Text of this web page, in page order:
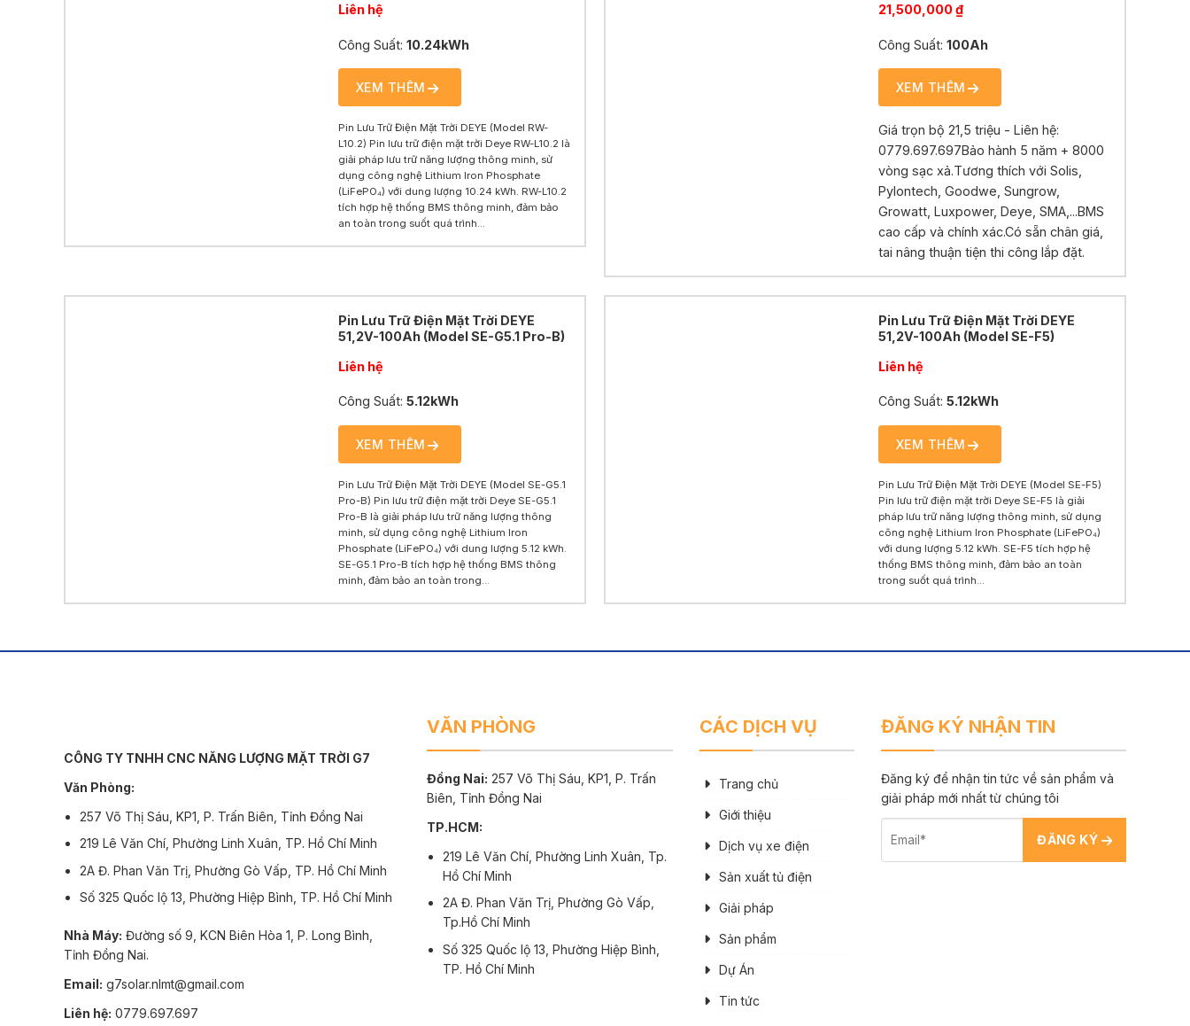
Liên hệ
Công Suất: 10.24kWh
XEM THÊM
Pin Lưu Trữ Điện Mặt Trời DEYE (Model RW-
L10.2) Pin lưu trữ điện mặt trời Deye RW-L10.2 là
giải pháp lưu trữ năng lượng thông minh, sử
dụng công nghệ Lithium Iron Phosphate
(LiFePO₄) với dung lượng 10.24 kWh. RW-L10.2
tích hợp hệ thống BMS thông minh, đảm bảo
an toàn trong suốt quá trình...
21,500,000₫
Công Suất: 100Ah
XEM THÊM
Giá trọn bộ 21,5 triệu - Liên hệ:
0779.697.697Bảo hành 5 năm + 8000
vòng sạc xả.Tương thích với Solis,
Pylontech, Goodwe, Sungrow,
Growatt, Luxpower, Deye, SMA,...BMS
cao cấp và chính xác.Có sẵn chân giá,
tai nâng thuận tiện thi công lắp đặt.
Pin Lưu Trữ Điện Mặt Trời DEYE
51,2V-100Ah (Model SE-G5.1 Pro-B)
Liên hệ
Công Suất: 5.12kWh
XEM THÊM
Pin Lưu Trữ Điện Mặt Trời DEYE (Model SE-G5.1
Pro-B) Pin lưu trữ điện mặt trời Deye SE-G5.1
Pro-B là giải pháp lưu trữ năng lượng thông
minh, sử dụng công nghệ Lithium Iron
Phosphate (LiFePO₄) với dung lượng 5.12 kWh.
SE-G5.1 Pro-B tích hợp hệ thống BMS thông
minh, đảm bảo an toàn trong...
Pin Lưu Trữ Điện Mặt Trời DEYE
51,2V-100Ah (Model SE-F5)
Liên hệ
Công Suất: 5.12kWh
XEM THÊM
Pin Lưu Trữ Điện Mặt Trời DEYE (Model SE-F5)
Pin lưu trữ điện mặt trời Deye SE-F5 là giải
pháp lưu trữ năng lượng thông minh, sử dụng
công nghệ Lithium Iron Phosphate (LiFePO₄)
với dung lượng 5.12 kWh. SE-F5 tích hợp hệ
thống BMS thông minh, đảm bảo an toàn
trong suốt quá trình...
CÔNG TY TNHH CNC NĂNG LƯỢNG MẶT TRỜI G7
Văn Phòng:
257 Võ Thị Sáu, KP1, P. Trấn Biên, Tỉnh Đồng Nai
219 Lê Văn Chí, Phường Linh Xuân, TP. Hồ Chí Minh
2A Đ. Phan Văn Trị, Phường Gò Vấp, TP. Hồ Chí Minh
Số 325 Quốc lộ 13, Phường Hiệp Bình, TP. Hồ Chí Minh
Nhà Máy: Đường số 9, KCN Biên Hòa 1, P. Long Bình,
Tỉnh Đồng Nai.
Email: g7solar.nlmt@gmail.com
Liên hệ: 0779.697.697
VĂN PHÒNG
Đồng Nai: 257 Võ Thị Sáu, KP1, P. Trấn
Biên, Tỉnh Đồng Nai
TP.HCM:
219 Lê Văn Chí, Phường Linh Xuân, Tp.
Hồ Chí Minh
2A Đ. Phan Văn Trị, Phường Gò Vấp,
Tp.Hồ Chí Minh
Số 325 Quốc lộ 13, Phường Hiệp Bình,
TP. Hồ Chí Minh
CÁC DỊCH VỤ
Trang chủ
Giới thiệu
Dịch vụ xe điện
Sản xuất tủ điện
Giải pháp
Sản phẩm
Dự Án
Tin tức
ĐĂNG KÝ NHẬN TIN
Đăng ký để nhận tin tức về sản phẩm và
giải pháp mới nhất từ chúng tôi
ĐĂNG KÝ